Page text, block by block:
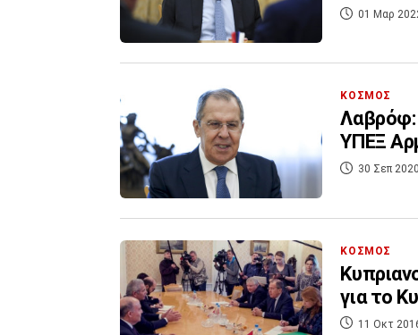
01 Μαρ
ΚΟΣΜΟΣ
Λαβρόφ:
ΥΠΕΞ
30 Σεπ
ΚΟΣΜΟΣ
για το
11 Οκτ